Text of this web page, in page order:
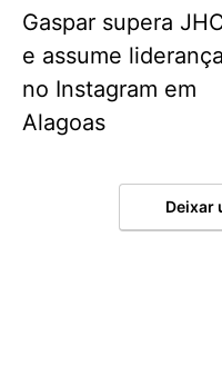
Gaspar supera
e assume liderança
no Instagram em
Alagoas
Deixar